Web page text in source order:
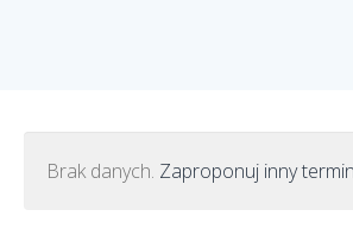
Brak danych. Zaproponuj inny